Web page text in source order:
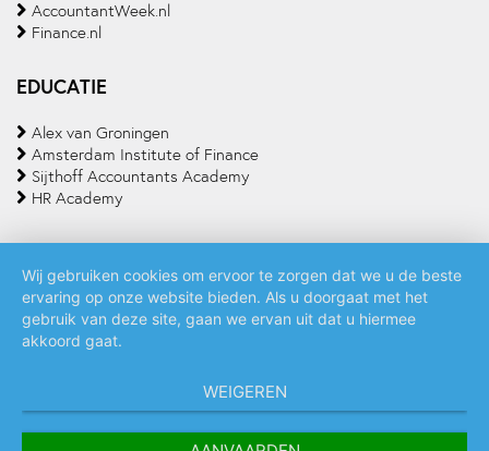
AccountantWeek.nl
Finance.nl
EDUCATIE
Alex van Groningen
Amsterdam Institute of Finance
Sijthoff Accountants Academy
HR Academy
Algemene voorwaarden Privacy policy Cookie statement
Wij gebruiken cookies om ervoor te zorgen dat we u de beste
ervaring op onze website bieden. Als u doorgaat met het
gebruik van deze site, gaan we ervan uit dat u hiermee
akkoord gaat.
WEIGEREN